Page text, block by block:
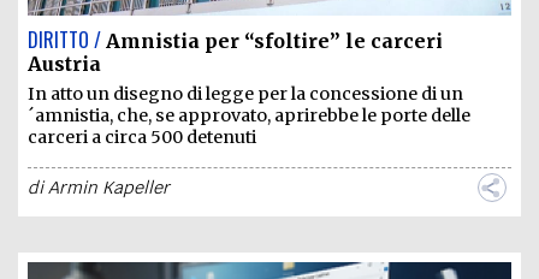
DIRITTO / Amnistia per “sfoltire” le carceri
Austria
In atto un disegno di legge per la concessione di un
´amnistia, che, se approvato, aprirebbe le porte delle
carceri a circa 500 detenuti
diArmin Kapeller